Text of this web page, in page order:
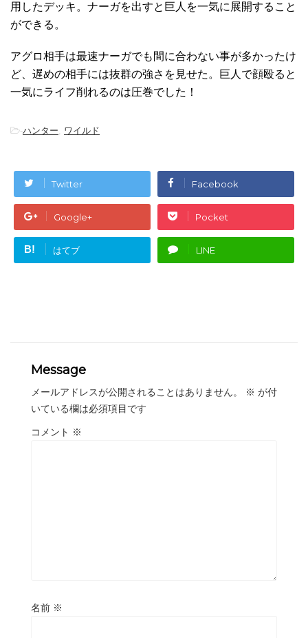
用したデッキ。ナーガを出すと巨人を一気に展開すること
ができる。
アグロ相手は最速ナーガでも間に合わない事が多かったけ
ど、遅めの相手には抜群の強さを見せた。巨人で顔殴ると
一気にライフ削れるのは圧巻でした！
-ハンター, ワイルド
Twitter Facebook
Google+ Pocket
B! はてブ LINE
Message
メールアドレスが公開されることはありません。 ※ が付
いている欄は必須項目です
コメント ※
名前 ※